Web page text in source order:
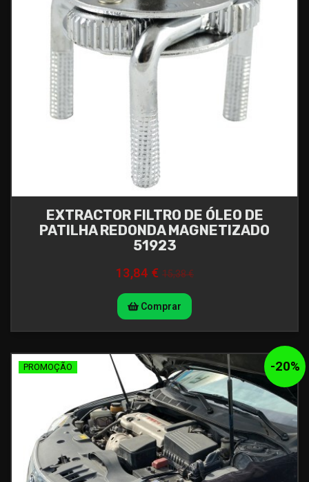
EXTRACTOR FILTRO DE ÓLEO DE
PATILHA REDONDA MAGNETIZADO
51923
13,84 € 15,38 €
Comprar
-20%
PROMOÇÃO